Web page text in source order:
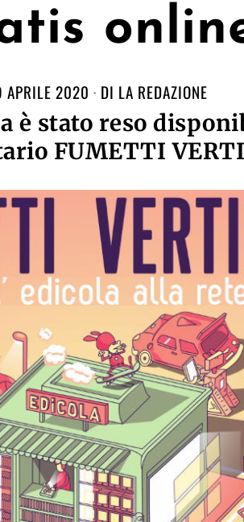
APRILE 2020 DI LA REDAZIONE
è stato reso
FUMETTI